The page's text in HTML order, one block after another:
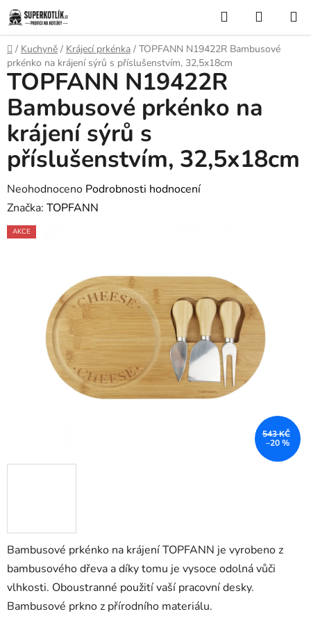
Přejít
na
obsah
Hledat
KOŠÍK
Domů
/ Kuchyně / Krájecí prkénka / TOPFANN N19422R Bambusové
prkénko na krájení sýrů s příslušenstvím, 32,5x18cm
Bambusové prkénko na krájení TOPFANN je vyrobeno z
bambusového dřeva a díky tomu je vysoce odolná vůči
vlhkosti. Oboustranné použití vaší pracovní desky.
Bambusové prkno z přírodního materiálu.
TOPFANN N19422R
Bambusové prkénko na
krájení sýrů s
příslušenstvím, 32,5x18cm
Průměrné
hodnocení
produktu
hvězdiček.
Neohodnoceno Podrobnosti hodnocení
Značka: TOPFANN
AKCE
543 KČ
–20 %